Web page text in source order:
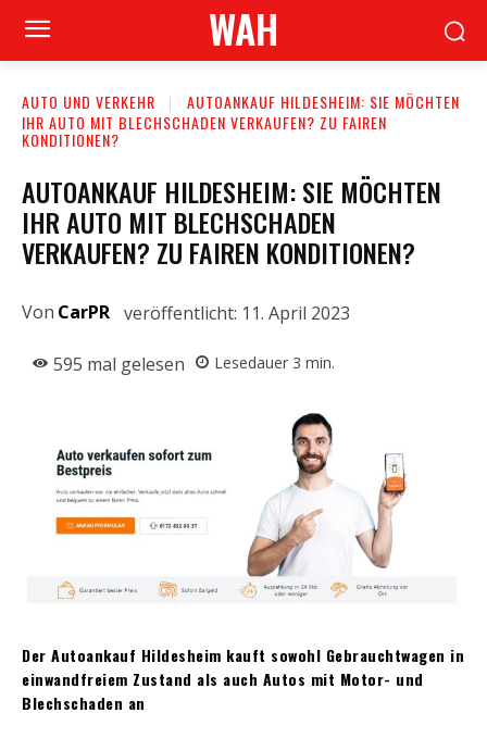
WAH
AUTO UND VERKEHR
AUTOANKAUF HILDESHEIM: SIE MÖCHTEN
IHR AUTO MIT BLECHSCHADEN VERKAUFEN? ZU FAIREN
KONDITIONEN?
AUTOANKAUF HILDESHEIM: SIE MÖCHTEN
IHR AUTO MIT BLECHSCHADEN
VERKAUFEN? ZU FAIREN KONDITIONEN?
Von CarPR veröffentlicht: 11. April 2023
595 mal gelesen Lesedauer 3 min.
Der Autoankauf Hildesheim kauft sowohl Gebrauchtwagen in
einwandfreiem Zustand als auch Autos mit Motor- und
Blechschaden an